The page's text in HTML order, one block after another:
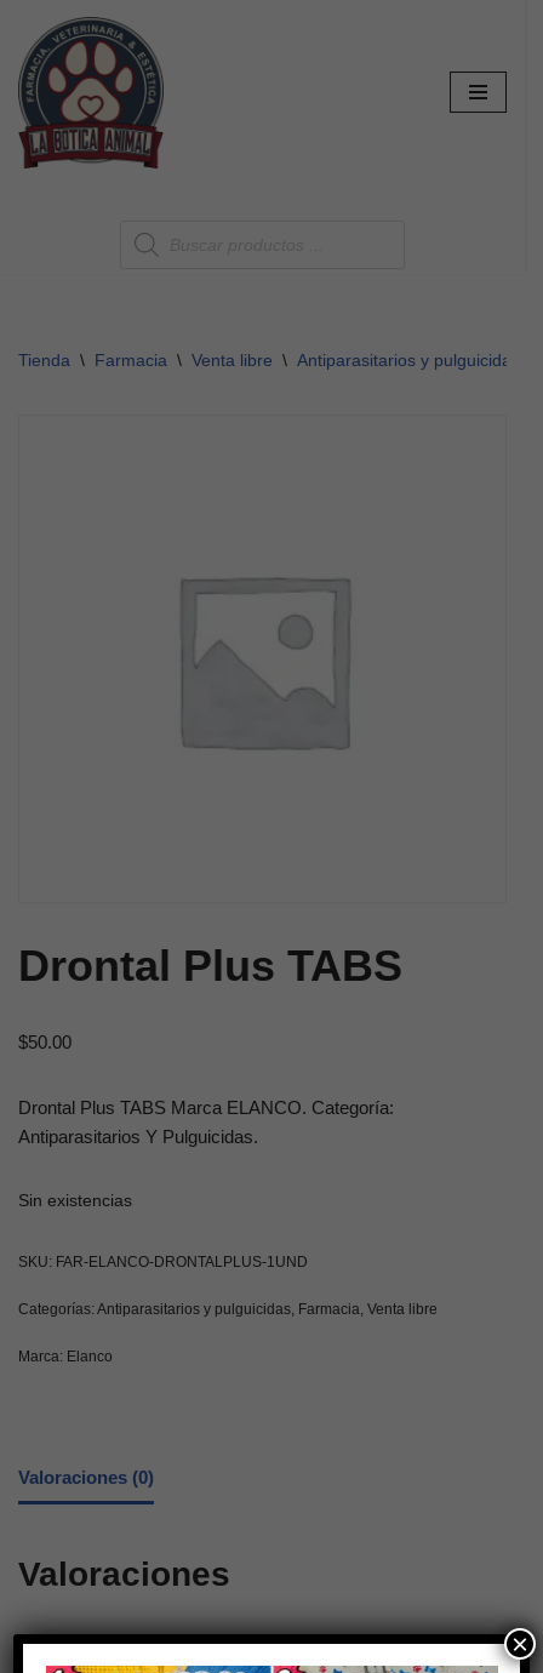
Saltar
al
contenido
Tienda \ Farmacia \ Venta libre \ Antiparasitarios y pulguicidas
Drontal Plus TABS
$50.00
Drontal Plus TABS Marca ELANCO. Categoría:
Antiparasitarios Y Pulguicidas.
Sin existencias
SKU: FAR-ELANCO-DRONTALPLUS-1UND
Categorías: Antiparasitarios y pulguicidas Farmacia Venta libre
Marca: Elanco
Valoraciones (0)
Valoraciones
Aún no hay reseñas ×